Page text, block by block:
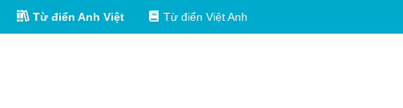
Từ điển Anh Việt Từ điển Việt Anh